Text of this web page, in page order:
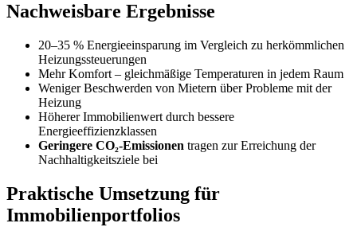
Nachweisbare Ergebnisse
20–35 % Energieeinsparung im Vergleich zu herkömmlichen
Heizungssteuerungen
Mehr Komfort – gleichmäßige Temperaturen in jedem Raum
Weniger Beschwerden von Mietern über Probleme mit der
Heizung
Höherer Immobilienwert durch bessere
Energieeffizienzklassen
Geringere CO₂-Emissionen tragen zur Erreichung der
Nachhaltigkeitsziele bei
Praktische Umsetzung für
Immobilienportfolios